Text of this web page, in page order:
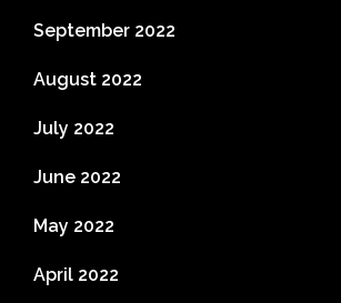
September 2022
August 2022
July 2022
June 2022
May 2022
April 2022